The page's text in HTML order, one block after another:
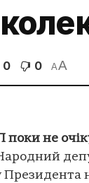
0 0 AA
не